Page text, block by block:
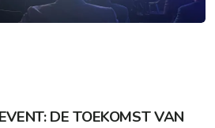
DE TOEKOMST VAN